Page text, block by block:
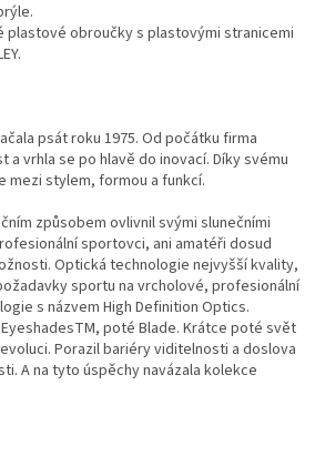
plastové obroučky s plastovými stranicemi
psát roku 1975. Od počátku firma
a vrhla se po hlavě do inovací. Díky svému
mezi stylem, formou a funkcí.
způsobem ovlivnil svými slunečními
sportovci, ani amatéři dosud
Optická technologie nejvyšší kvality,
sportu na vrcholové, profesionální
s názvem High Definition Optics.
poté Blade. Krátce poté svět
Porazil bariéry viditelnosti a doslova
A na tyto úspěchy navázala kolekce